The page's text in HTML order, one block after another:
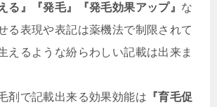
る』『発毛』『発毛効果アップ』 な
る表現や表記は薬機法で制限されて
えるような紛らわしい記載は出来ま
剤で記載出来る効果効能は 『育毛促